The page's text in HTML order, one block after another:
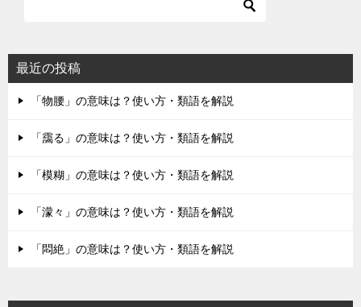
シ
ョ
最近の投稿
「物腰」の意味は？使い方・類語を解説
「靄る」の意味は？使い方・類語を解説
「模糊」の意味は？使い方・類語を解説
「濛々」の意味は？使い方・類語を解説
「悶絶」の意味は？使い方・類語を解説